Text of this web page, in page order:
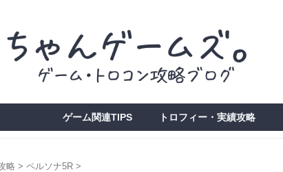
ゲーム関連TIPS トロフィー・実績攻略
略 > ペルソナ5R >